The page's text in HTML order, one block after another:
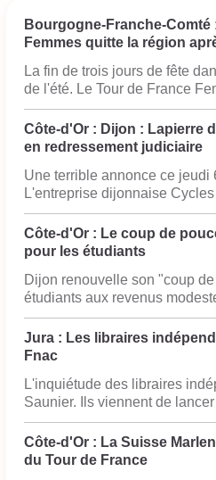
Bourgogne-Franche-Comté
Femmes quitte la région
La fin de trois jours de fête
de l'été. Le Tour de France
Côte-d'Or : Dijon : Lapierre
en redressement judiciaire
Une terrible annonce ce jeudi
L'entreprise dijonnaise
Côte-d'Or : Le coup de
pour les étudiants
Dijon renouvelle son "coup
étudiants aux revenus
Jura : Les libraires
Fnac
L'inquiétude des libraires
Saunier. Ils viennent de
Côte-d'Or : La Suisse
du Tour de France